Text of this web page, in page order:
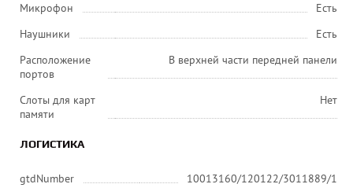
Микрофон
Есть
Наушники
Есть
Расположение
портов
В верхней части передней панели
Слоты для карт
памяти
Нет
ЛОГИСТИКА
gtdNumber
10013160/120122/3011889/1